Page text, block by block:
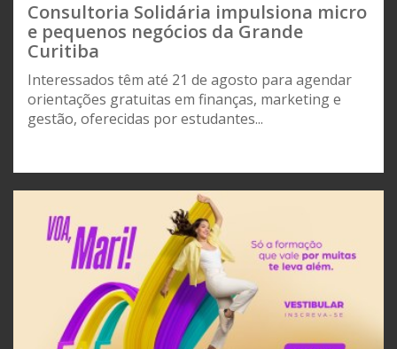
Consultoria Solidária impulsiona micro
e pequenos negócios da Grande
Curitiba
Interessados têm até 21 de agosto para agendar
orientações gratuitas em finanças, marketing e
gestão, oferecidas por estudantes...